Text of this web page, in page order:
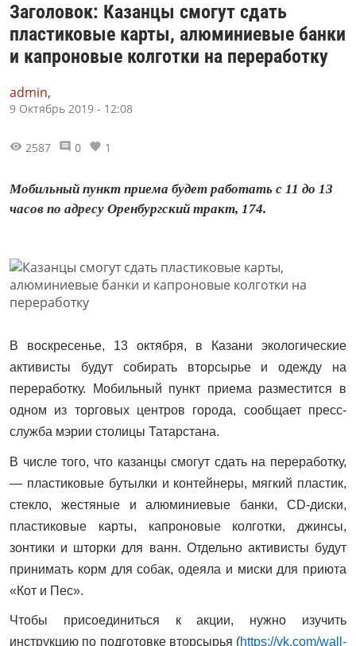
Заголовок: Казанцы смогут сдать
пластиковые карты, алюминиевые банки
и капроновые колготки на переработку
admin,
9 Октябрь 2019 - 12:08
2587 0 1
Мобильный пункт приема будет работать с 11 до 13
часов по адресу Оренбургский тракт, 174.
В воскресенье, 13 октября, в Казани экологические
активисты будут собирать вторсырье и одежду на
переработку. Мобильный пункт приема разместится в
одном из торговых центров города, сообщает пресс-
служба мэрии столицы Татарстана.
В числе того, что казанцы смогут сдать на переработку,
— пластиковые бутылки и контейнеры, мягкий пластик,
стекло, жестяные и алюминиевые банки, CD-диски,
пластиковые карты, капроновые колготки, джинсы,
зонтики и шторки для ванн. Отдельно активисты будут
принимать корм для собак, одеяла и миски для приюта
«Кот и Пес».
Чтобы присоединиться к акции, нужно изучить
инструкцию по подготовке вторсырья (https://vk.com/wall-